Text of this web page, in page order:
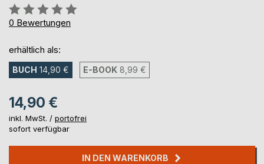
Bewertung::
0%
0 Bewertungen
erhältlich als:
BUCH 14,90 € E-BOOK 8,99 €
14,90 €
inkl. MwSt. / portofrei
sofort verfügbar
IN DEN WARENKORB